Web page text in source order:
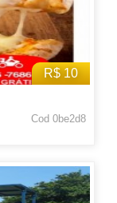
R$ 10
Cod 0be2d8